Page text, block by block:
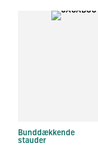
Bunddækkende
stauder